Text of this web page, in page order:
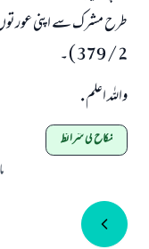
طرح مشرک سے اپنی عورتوں
2 / 379 ) ۔
واللہ اعلم .
نکاح کی شرائط